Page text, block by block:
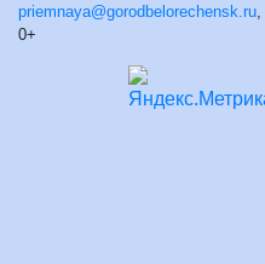
priemnaya@gorodbelorechensk.ru
0+